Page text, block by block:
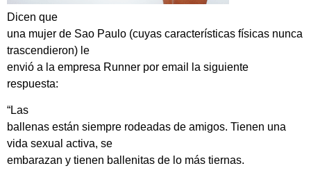
Dicen que
una mujer de Sao Paulo (cuyas características físicas nunca
trascendieron) le
envió a la empresa Runner por email la siguiente
respuesta:
“Las
ballenas están siempre rodeadas de amigos. Tienen una
vida sexual activa, se
embarazan y tienen ballenitas de lo más tiernas.